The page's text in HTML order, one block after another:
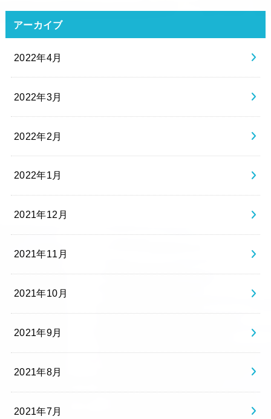
アーカイブ
2022年4月
2022年3月
2022年2月
2022年1月
2021年12月
2021年11月
2021年10月
2021年9月
2021年8月
2021年7月